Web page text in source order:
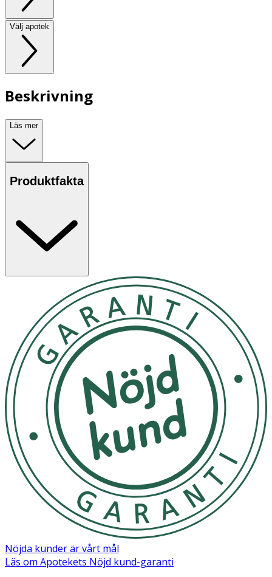
Välj apotek
Beskrivning
Läs mer
Produktfakta
Nöjda kunder är vårt mål
Läs om Apotekets Nöjd kund-garanti